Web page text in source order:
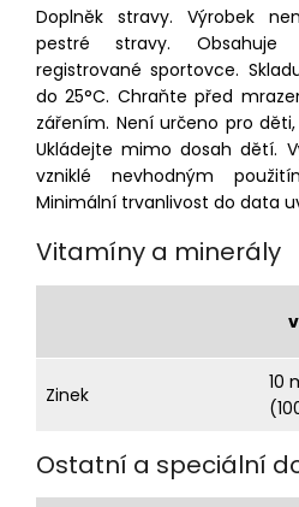
Doplněk stravy. Výrobek
pestré stravy. Obsahuje
registrované sportovce.
do 25°C. Chraňte před
zářením. Není určeno pro
Ukládejte mimo dosah dětí.
vzniklé nevhodným
Minimální trvanlivost do data
Vitamíny a minerály
Zinek
10
Ostatní a speciální